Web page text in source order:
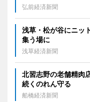
弘前経済新聞
浅草・松が谷にニ
集う場に
浅草経済新聞
北習志野の老舗精肉
続くのれん守る
船橋経済新聞